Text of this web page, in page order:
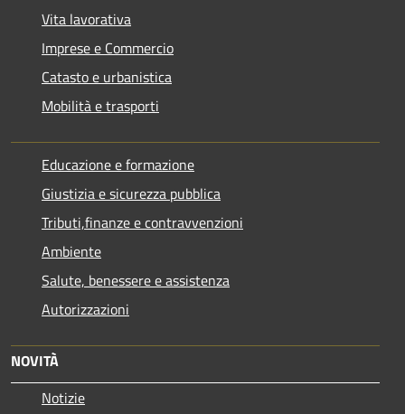
Vita lavorativa
Imprese e Commercio
Catasto e urbanistica
Mobilità e trasporti
Educazione e formazione
Giustizia e sicurezza pubblica
Tributi,finanze e contravvenzioni
Ambiente
Salute, benessere e assistenza
Autorizzazioni
NOVITÀ
Notizie